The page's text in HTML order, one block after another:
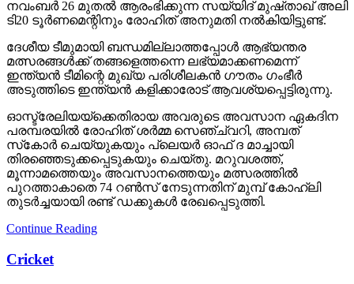
നവംബര്‍ 26 മുതല്‍ ആരംഭിക്കുന്ന സയ്യിദ് മുഷ്താഖ് അലി
ടി20 ടൂര്‍ണമെന്റിനും രോഹിത് അനുമതി നല്‍കിയിട്ടുണ്ട്.
ദേശീയ ടീമുമായി ബന്ധമില്ലാത്തപ്പോള്‍ ആഭ്യന്തര
മത്സരങ്ങള്‍ക്ക് തങ്ങളെത്തന്നെ ലഭ്യമാക്കണമെന്ന്
ഇന്ത്യന്‍ ടീമിന്റെ മുഖ്യ പരിശീലകന്‍ ഗൗതം ഗംഭീര്‍
അടുത്തിടെ ഇന്ത്യന്‍ കളിക്കാരോട് ആവശ്യപ്പെട്ടിരുന്നു.
ഓസ്ട്രേലിയയ്ക്കെതിരായ അവരുടെ അവസാന ഏകദിന
പരമ്പരയില്‍ രോഹിത് ശര്‍മ്മ സെഞ്ച്വറി, അമ്പത്
സ്‌കോര്‍ ചെയ്യുകയും പ്ലെയര്‍ ഓഫ് ദ മാച്ചായി
തിരഞ്ഞെടുക്കപ്പെടുകയും ചെയ്തു. മറുവശത്ത്,
മൂന്നാമത്തെയും അവസാനത്തെയും മത്സരത്തില്‍
പുറത്താകാതെ 74 റണ്‍സ് നേടുന്നതിന് മുമ്പ് കോഹ്ലി
തുടര്‍ച്ചയായി രണ്ട് ഡക്കുകള്‍ രേഖപ്പെടുത്തി.
Continue Reading
Cricket